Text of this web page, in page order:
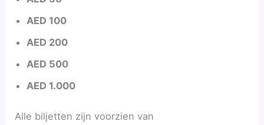
AED 100
AED 200
AED 500
AED 1.000
Alle biljetten zijn voorzien van